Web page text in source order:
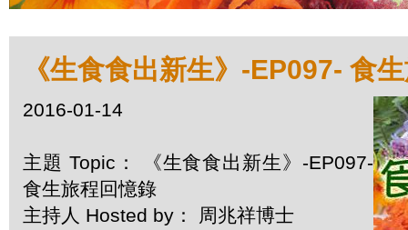
《生食食出新生》-EP097- 食
2016-01-14
主題 Topic： 《生食食出新生》-EP097-
食生旅程回憶錄
主持人 Hosted by： 周兆祥博士